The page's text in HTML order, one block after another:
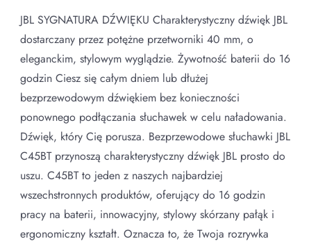
JBL SYGNATURA DŹWIĘKU Charakterystyczny dźwięk JBL
dostarczany przez potężne przetworniki 40 mm, o
eleganckim, stylowym wyglądzie. Żywotność baterii do 16
godzin Ciesz się całym dniem lub dłużej
bezprzewodowym dźwiękiem bez konieczności
ponownego podłączania słuchawek w celu naładowania.
Dźwięk, który Cię porusza. Bezprzewodowe słuchawki JBL
C45BT przynoszą charakterystyczny dźwięk JBL prosto do
uszu. C45BT to jeden z naszych najbardziej
wszechstronnych produktów, oferujący do 16 godzin
pracy na baterii, innowacyjny, stylowy skórzany pałąk i
ergonomiczny kształt. Oznacza to, że Twoja rozrywka